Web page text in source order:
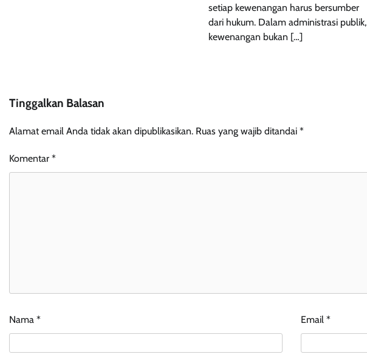
setiap kewenangan harus bersumber
dari hukum. Dalam administrasi publik,
kewenangan bukan […]
Tinggalkan Balasan
Alamat email Anda tidak akan dipublikasikan. Ruas yang wajib ditandai *
Komentar *
Nama * Email *